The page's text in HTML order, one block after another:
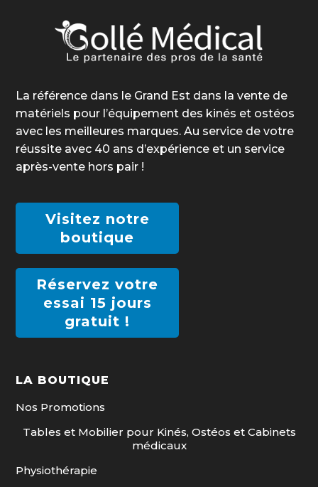
La référence dans le Grand Est dans la vente de
matériels pour l’équipement des kinés et ostéos
avec les meilleures marques. Au service de votre
réussite avec 40 ans d’expérience et un service
après-vente hors pair !
Visitez notre
boutique
Réservez votre
essai 15 jours
gratuit !
LA BOUTIQUE
Nos Promotions
Tables et Mobilier pour Kinés, Ostéos et Cabinets
médicaux
Physiothérapie